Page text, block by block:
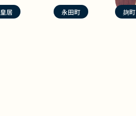
皇居 永田町 麹町